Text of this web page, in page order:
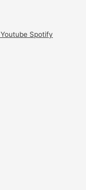
Youtube Spotify